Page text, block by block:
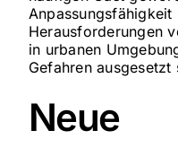
Herausforderungen
in urbanen
Gefahren ausgesetzt
Neue